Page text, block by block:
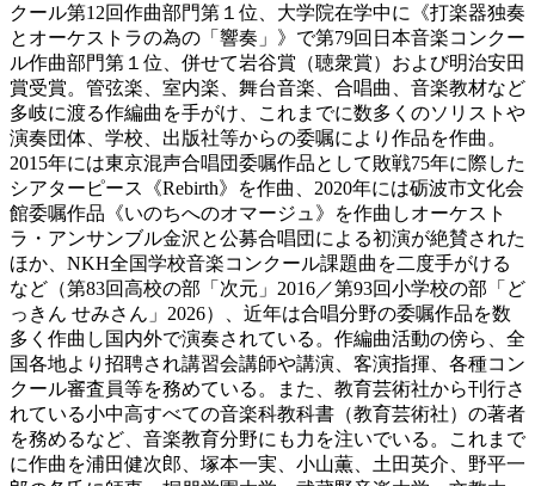
クール第12回作曲部門第１位、大学院在学中に《打楽器独奏
とオーケストラの為の「響奏」》で第79回日本音楽コンクー
ル作曲部門第１位、併せて岩谷賞（聴衆賞）および明治安田
賞受賞。管弦楽、室内楽、舞台音楽、合唱曲、音楽教材など
多岐に渡る作編曲を手がけ、これまでに数多くのソリストや
演奏団体、学校、出版社等からの委嘱により作品を作曲。
2015年には東京混声合唱団委嘱作品として敗戦75年に際した
シアターピース《Rebirth》を作曲、2020年には砺波市文化会
館委嘱作品《いのちへのオマージュ》を作曲しオーケスト
ラ・アンサンブル金沢と公募合唱団による初演が絶賛された
ほか、NKH全国学校音楽コンクール課題曲を二度手がける
など（第83回高校の部「次元」2016／第93回小学校の部「ど
っきん せみさん」2026）、近年は合唱分野の委嘱作品を数
多く作曲し国内外で演奏されている。作編曲活動の傍ら、全
国各地より招聘され講習会講師や講演、客演指揮、各種コン
クール審査員等を務めている。また、教育芸術社から刊行さ
れている小中高すべての音楽科教科書（教育芸術社）の著者
を務めるなど、音楽教育分野にも力を注いでいる。これまで
に作曲を浦田健次郎、塚本一実、小山薫、土田英介、野平一